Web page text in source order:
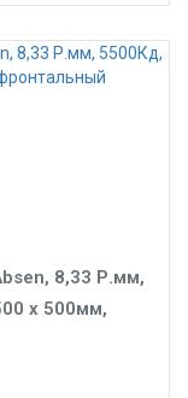
8,33 Р.мм,
x 500мм,